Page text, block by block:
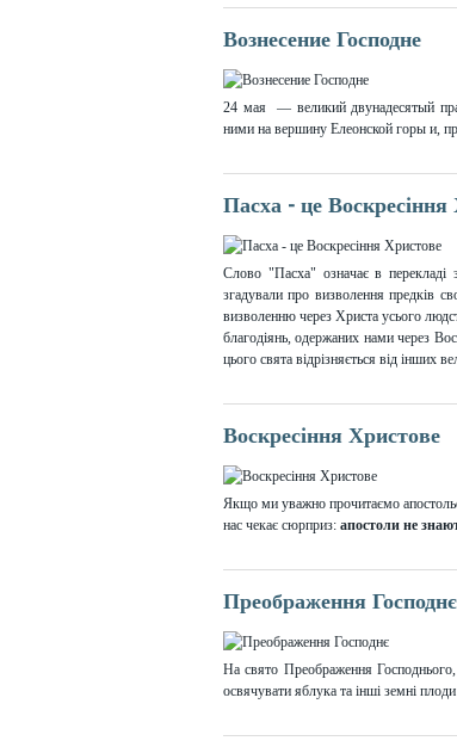
Вознесение Господне
24 мая — великий двунадесятый
ними на вершину Елеонской горы и,
Пасха - це Воскресіння
Слово "Пасха" означає в перекладі
згадували про визволення предків
визволенню через Христа усього
благодіянь, одержаних нами через
цього свята відрізняється від інших
Воскресіння Христове
Якщо ми уважно прочитаємо
нас чекає сюрприз: апостоли не
Преображення Господнє
На свято Преображення
освячувати яблука та інші земні